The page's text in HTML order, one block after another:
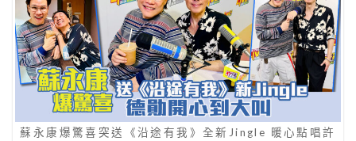
蘇永康爆驚喜突送《沿途有我》全新Jingle 暖心點唱許